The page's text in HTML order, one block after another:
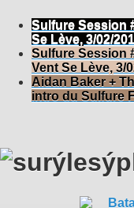
Sulfure Session
Se Lève, 3/02/
Sulfure Session
Vent Se Lève, 3/
Aidan Baker +
intro du Sulfure